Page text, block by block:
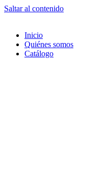
Saltar al contenido
Inicio
Quiénes somos
Catálogo